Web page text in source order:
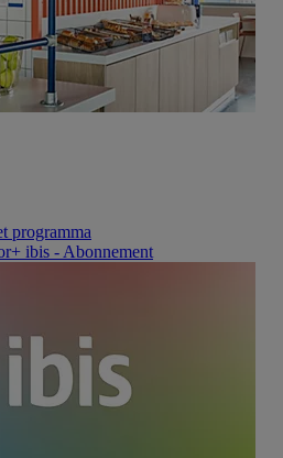
programma
ibis - Abonnement